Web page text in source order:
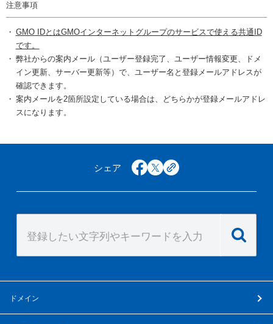
注意事項
GMO IDとはGMOインターネットグループのサービスで使える共通ID
です。
弊社からの案内メール（ユーザー登録完了、ユーザー情報変更、ドメ
イン更新、サーバー更新等）で、ユーザー名と登録メールアドレスが
確認できます。
案内メールを2箇所設定している場合は、どちらかが登録メールアドレ
スになります。
シェア facebook
x copy
ドメイン